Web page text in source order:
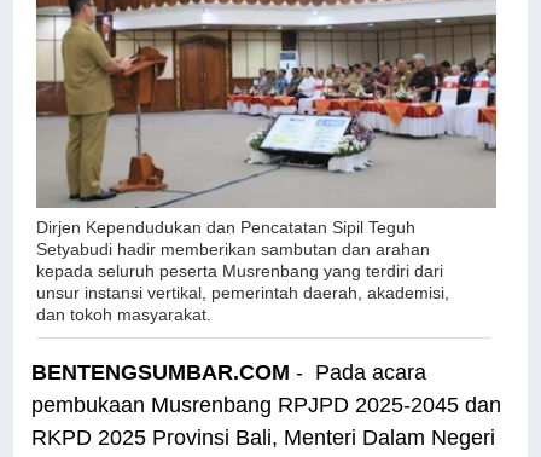
Dirjen Kependudukan dan Pencatatan Sipil Teguh
Setyabudi hadir memberikan sambutan dan arahan
kepada seluruh peserta Musrenbang yang terdiri dari
unsur instansi vertikal, pemerintah daerah, akademisi,
dan tokoh masyarakat.
BENTENGSUMBAR.COM - Pada acara
pembukaan Musrenbang RPJPD 2025-2045 dan
RKPD 2025 Provinsi Bali, Menteri Dalam Negeri